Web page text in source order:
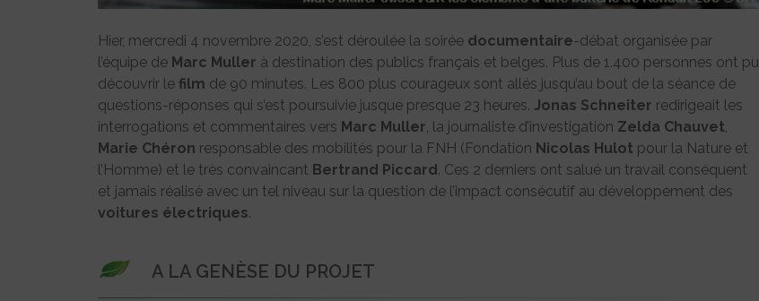
Hier, mercredi 4 novembre 2020, s’est déroulée la soirée documentaire-débat organisée par
l’équipe de Marc Muller à destination des publics français et belges. Plus de 1.400 personnes ont pu
découvrir le film de 90 minutes. Les 800 plus courageux sont allés jusqu’au bout de la séance de
questions-réponses qui s’est poursuivie jusque presque 23 heures. Jonas Schneiter redirigeait les
interrogations et commentaires vers Marc Muller, la journaliste d’investigation Zelda Chauvet,
Marie Chéron responsable des mobilités pour la FNH (Fondation Nicolas Hulot pour la Nature et
l’Homme) et le très convaincant Bertrand Piccard. Ces 2 derniers ont salué un travail conséquent
et jamais réalisé avec un tel niveau sur la question de l’impact consécutif au développement des
voitures électriques.
A LA GENÈSE DU PROJET